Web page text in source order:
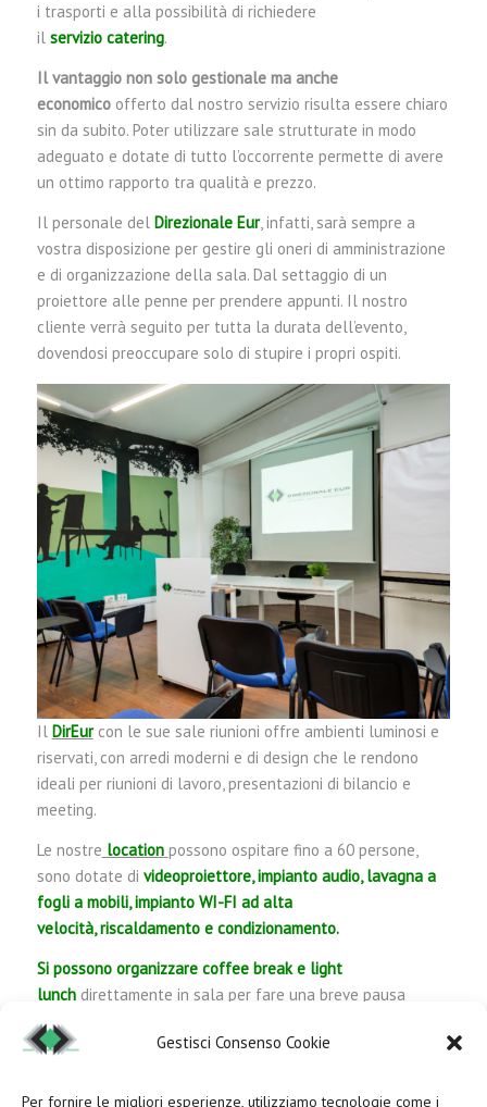
Gestisci Consenso Cookie
Per fornire le migliori esperienze, utilizziamo tecnologie come i
i trasporti e alla possibilità di richiedere
il servizio catering.
Il vantaggio non solo gestionale ma anche
economicoofferto dal nostro servizio risulta essere chiaro
sin da subito. Poter utilizzare sale strutturate in modo
adeguato e dotate di tutto l’occorrente permette di avere
un ottimo rapporto tra qualità e prezzo.
Il personale del Direzionale Eur, infatti, sarà sempre a
vostra disposizione per gestire gli oneri di amministrazione
e di organizzazione della sala. Dal settaggio di un
proiettore alle penne per prendere appunti. Il nostro
cliente verrà seguito per tutta la durata dell’evento,
dovendosi preoccupare solo di stupire i propri ospiti.
Il DirEurcon le sue sale riunioni offre ambienti luminosi e
riservati, con arredi moderni e di design che le rendono
ideali per riunioni di lavoro, presentazioni di bilancio e
meeting.
Le nostre location possono ospitare fino a 60 persone,
sono dotate di videoproiettore, impianto audio, lavagna a
fogli a mobili, impianto WI-FI ad alta
velocità, riscaldamento e condizionamento.
Si possono organizzare coffee break e light
lunch direttamente in sala per fare una breve pausa
senza distrazioni.